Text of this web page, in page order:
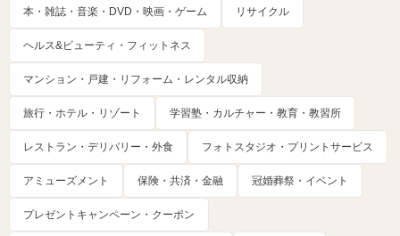
本・雑誌・音楽・DVD・映画・ゲーム リサイクル
ヘルス&ビューティ・フィットネス
マンション・戸建・リフォーム・レンタル収納
旅行・ホテル・リゾート 学習塾・カルチャー・教育・教習所
レストラン・デリバリー・外食 フォトスタジオ・プリントサービス
アミューズメント 保険・共済・金融 冠婚葬祭・イベント
プレゼントキャンペーン・クーポン